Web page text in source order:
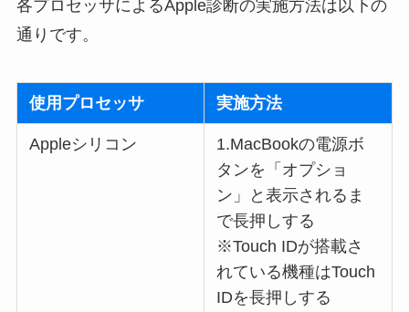
各プロセッサによるApple診断の実施方法は以下の
通りです。
使用プロセッサ 実施方法
Appleシリコン
1.MacBookの電源ボ
タンを「オプショ
ン」と表示されるま
で長押しする
※Touch IDが搭載さ
れている機種はTouch
IDを長押しする